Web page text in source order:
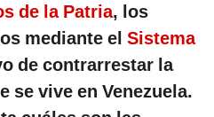
de la Patria, los
mediante el Sistema
de contrarrestar la
se vive en Venezuela.